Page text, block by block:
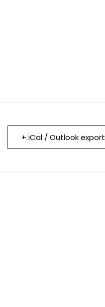
+ iCal / Outlook export